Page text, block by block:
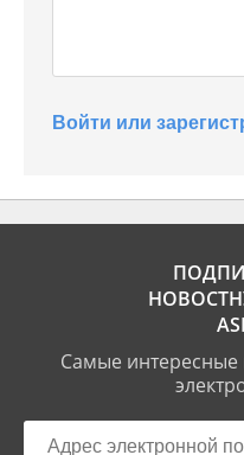
Войти или
Самые интересные